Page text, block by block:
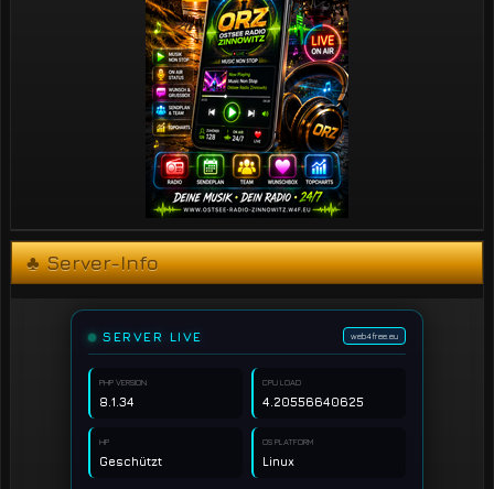
♣ Server-Info